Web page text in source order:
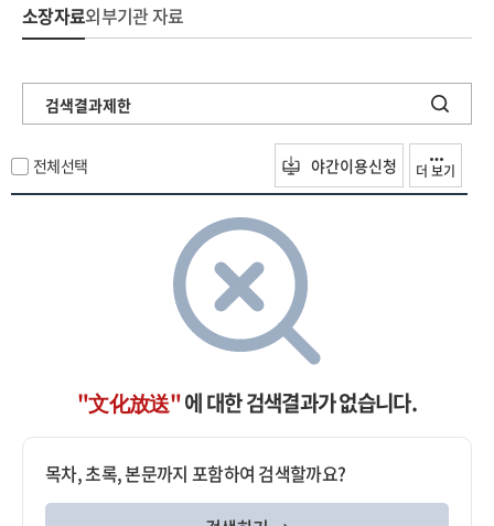
소장자료외부기관 자료
검색결과제한
전체선택 야간이용신청 더 보기
"文化放送"에 대한 검색결과가 없습니다.
목차, 초록, 본문까지 포함하여 검색할까요?